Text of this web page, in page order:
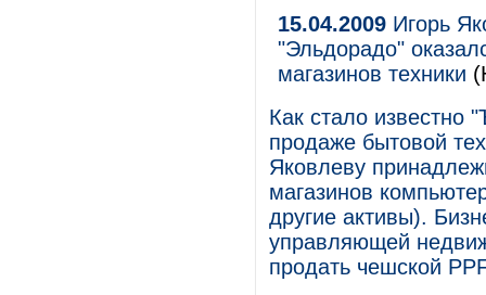
15.04.2009 Игорь
"Эльдорадо"
магазинов техники
Как стало известно
продаже бытовой
Яковлеву
магазинов
другие активы).
управляющей
продать чешской